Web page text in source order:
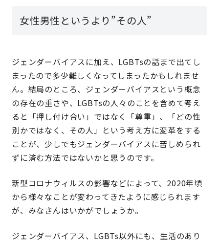
女性男性というより”その人”
ジェンダーバイアスに加え、LGBTsの話まで出てし
まったので多少難しくなってしまったかもしれませ
ん。結局のところ、ジェンダーバイアスという概念
の存在の重さや、LGBTsの人々のことを含めて考え
ると「押し付け合い」ではなく「尊重」、「どの性
別かではなく、その人」という考え方に変革をする
ことが、少しでもジェンダーバイアスに苦しめられ
ずに済む方法ではないかと思うのです。
新型コロナウィルスの影響などによって、2020年頃
から様々なことが変わってきたように感じられます
が、みなさんはいかがでしょうか。
ジェンダーバイアス、LGBTs以外にも、生活のあり